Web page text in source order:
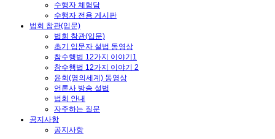
수행자 체험담
수행자 전용 게시판
법회 참관(입문)
법회 참관(입문)
초기 입문자 설법 동영상
참수행법 12가지 이야기1
참수행법 12가지 이야기 2
윤회(영의세계) 동영상
언론사 방송 설법
법회 안내
자주하는 질문
공지사항
공지사항